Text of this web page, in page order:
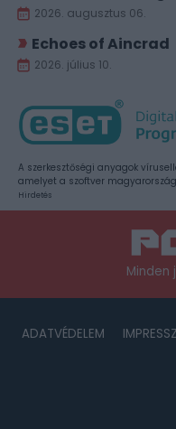
2026. augusztus 06.
Echoes of Aincrad
2026. július 10.
A szerkesztőségi anyagok
amelyet a szoftver
Hirdetés
ADATVÉDELEM